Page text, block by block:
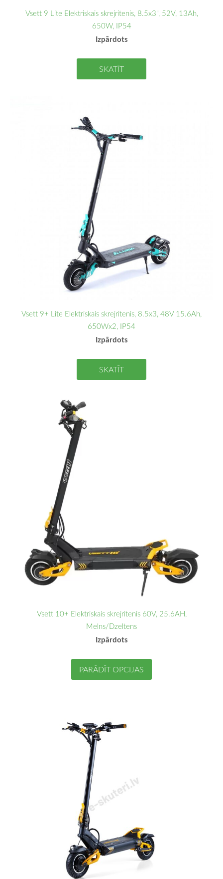
Vsett 9 Lite Elektriskais skrejritenis, 8.5x3", 52V, 13Ah,
650W, IP54
Izpārdots
SKATĪT
Vsett 9+ Lite Elektriskais skrejritenis, 8.5x3, 48V 15.6Ah,
650Wx2, IP54
Izpārdots
SKATĪT
Vsett 10+ Elektriskais skrejritenis 60V, 25.6AH,
Melns/Dzeltens
Izpārdots
PARĀDĪT OPCIJAS